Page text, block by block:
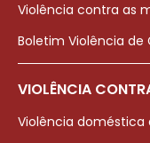
Violência contra as
Boletim Violência de
VIOLÊNCIA
Violência doméstica